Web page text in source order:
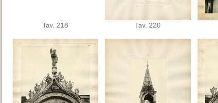
Tav. 218 Tav. 220